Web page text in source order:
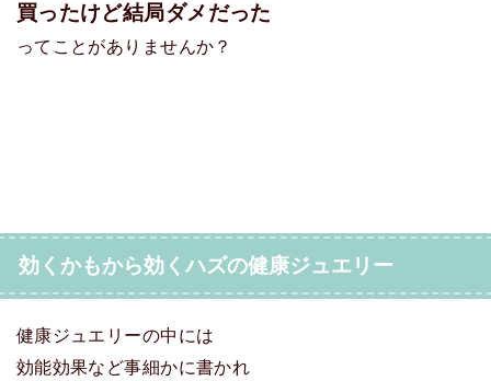
買ったけど結局ダメだった
ってことがありませんか？
効くかもから効くハズの健康ジュエリー
健康ジュエリーの中には
効能効果など事細かに書かれ